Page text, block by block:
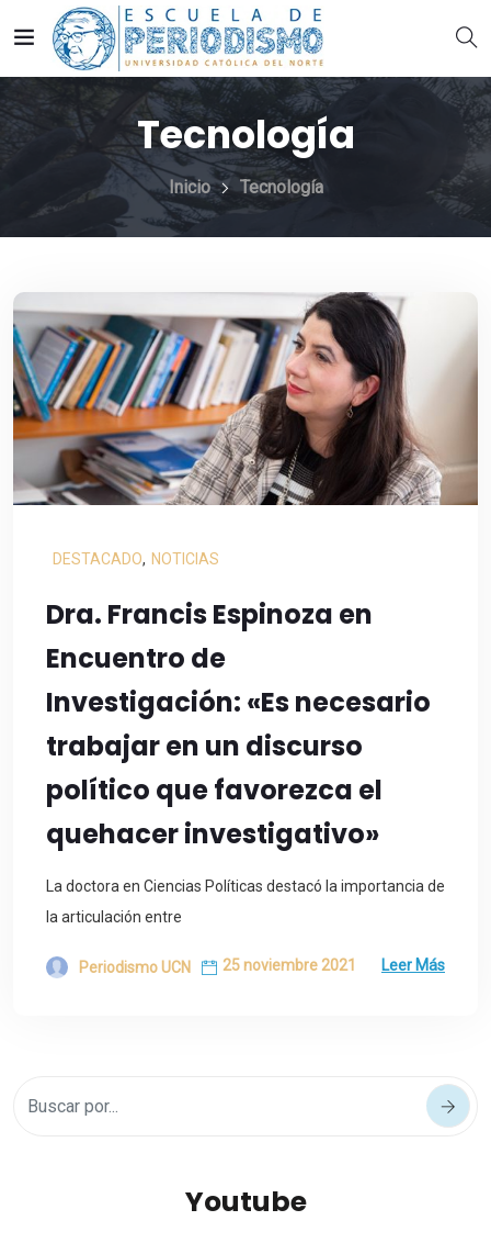
Tecnología
Inicio Tecnología
DESTACADO, NOTICIAS
Dra. Francis Espinoza en
Encuentro de
Investigación: «Es necesario
trabajar en un discurso
político que favorezca el
quehacer investigativo»
La doctora en Ciencias Políticas destacó la importancia de
la articulación entre
Periodismo UCN 25 noviembre 2021 Leer Más
Youtube